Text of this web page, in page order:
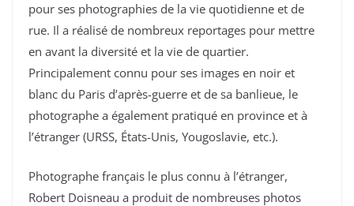
pour ses photographies de la vie quotidienne et de
rue. Il a réalisé de nombreux reportages pour mettre
en avant la diversité et la vie de quartier.
Principalement connu pour ses images en noir et
blanc du Paris d’après-guerre et de sa banlieue, le
photographe a également pratiqué en province et à
l’étranger (URSS, États-Unis, Yougoslavie, etc.).
Photographe français le plus connu à l’étranger,
Robert Doisneau a produit de nombreuses photos